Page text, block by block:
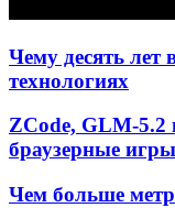
Чему десять лет
технологиях
ZCode, GLM-5.2
браузерные
Чем больше